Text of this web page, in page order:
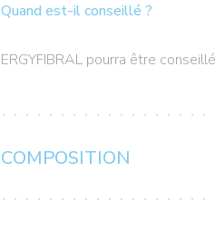
Quand est-il conseillé ?
ERGYFIBRAL pourra être
COMPOSITION